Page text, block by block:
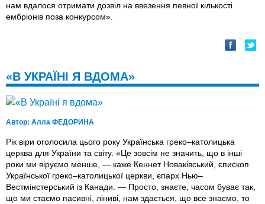
нам вдалося отримати дозвіл на ввезення певної кількості
ембріонів поза конкурсом».
«В УКРАЇНІ Я ВДОМА»
Автор: Алла ФЕДОРИНА
Рік віри оголосила цього року Українська греко–католицька
церква для України та світу. «Це зовсім не значить, що в інші
роки ми віруємо менше, — каже Кеннет Новаківський, єпископ
Української греко–католицької церкви, єпарх Нью–
Вестмінстерський із Канади. — Просто, знаєте, часом буває так,
що ми стаємо пасивні, ліниві, нам здається, що все знаємо, то